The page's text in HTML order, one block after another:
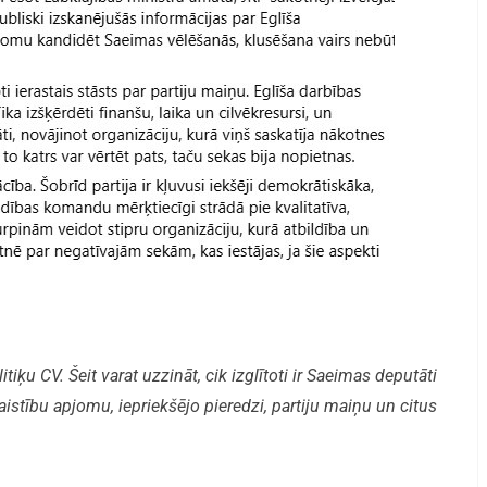
CV. Šeit varat uzzināt, cik izglītoti ir Saeimas deputāti
apjomu, iepriekšējo pieredzi, partiju maiņu un citus